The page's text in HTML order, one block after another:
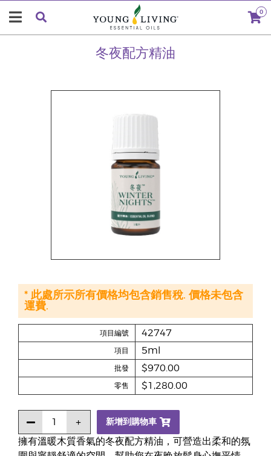
0
冬夜配方精油
擁有溫暖木質香氣的冬夜配方精油，可營造出柔和的氛
項目編號 42747
項目 5ml
批發 $970.00
零售 $1,280.00
新增到購物車
* 此處所示所有價格均包含銷售稅. 價格未包含
運費.